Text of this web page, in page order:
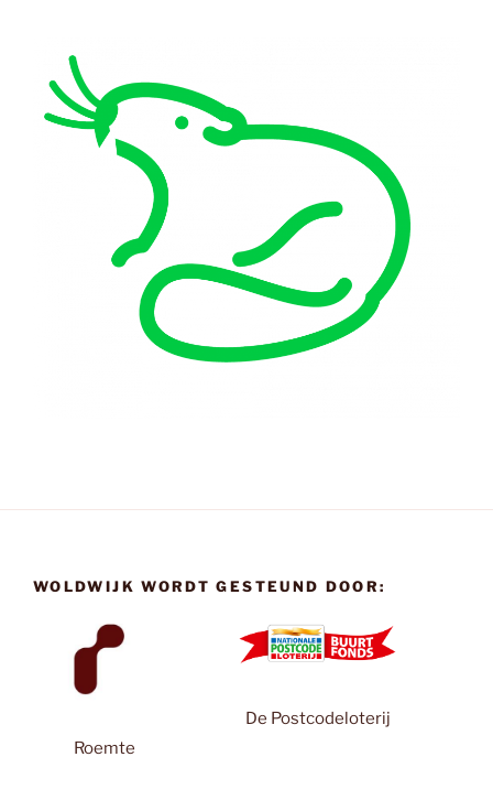
WOLDWIJK WORDT GESTEUND DOOR:
Roemte
De Postcodeloterij